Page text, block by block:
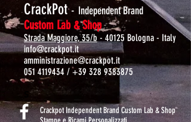
CrackPot- Independent Brand
Custom Lab & Shop
Strada Maggiore, 35/b - 40125 Bologna - Italy
info@crackpot.it
amministrazione@crackpot.it
051 4119434 /+39 328 9383875
Crackpot Independent Brand Custom Lab & Shop